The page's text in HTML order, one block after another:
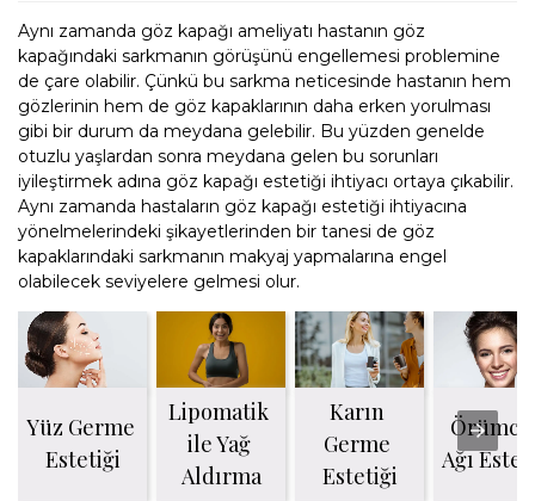
Aynı zamanda göz kapağı ameliyatı hastanın göz
kapağındaki sarkmanın görüşünü engellemesi problemine
de çare olabilir. Çünkü bu sarkma neticesinde hastanın hem
gözlerinin hem de göz kapaklarının daha erken yorulması
gibi bir durum da meydana gelebilir. Bu yüzden genelde
otuzlu yaşlardan sonra meydana gelen bu sorunları
iyileştirmek adına göz kapağı estetiği ihtiyacı ortaya çıkabilir.
Aynı zamanda hastaların göz kapağı estetiği ihtiyacına
yönelmelerindeki şikayetlerinden bir tanesi de göz
kapaklarındaki sarkmanın makyaj yapmalarına engel
olabilecek seviyelere gelmesi olur.
Yüz Germe
Estetiği
Lipomatik
ile Yağ
Aldırma
Karın
Germe
Estetiği
Ağı